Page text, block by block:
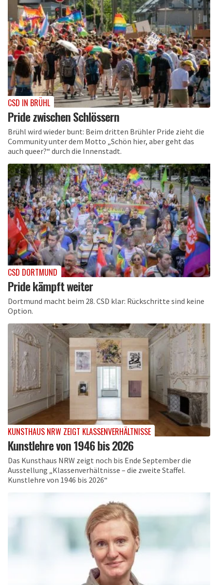
CSD IN BRÜHL
Pride zwischen Schlössern
Brühl wird wieder bunt: Beim dritten Brühler Pride zieht die
Community unter dem Motto „Schön hier, aber geht das
auch queer?“ durch die Innenstadt.
CSD DORTMUND
Pride kämpft weiter
Dortmund macht beim 28. CSD klar: Rückschritte sind keine
Option.
KUNSTHAUS NRW ZEIGT KLASSENVERHÄLTNISSE
Kunstlehre von 1946 bis 2026
Das Kunsthaus NRW zeigt noch bis Ende September die
Ausstellung „Klassenverhältnisse – die zweite Staffel.
Kunstlehre von 1946 bis 2026“